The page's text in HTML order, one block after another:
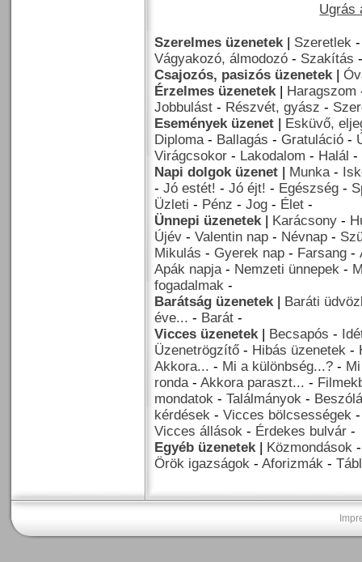
Ugrás
Szerelmes üzenetek| Szeretlek
Vágyakozó, álmodozó - Szakítás
Csajozós, pasizós üzenetek|
Érzelmes üzenetek| Haragszom
Jobbulást - Részvét, gyász -
Események üzenet | Esküvő,
Diploma- Ballagás - Gratuláció -
Virágcsokor - Lakodalom - Halál -
Napi dolgok üzenet | Munka-
- Jó estét! - Jó éjt! - Egészség -
Üzleti - Pénz - Jog - Élet -
Ünnepi üzenetek| Karácsony -
Újév - Valentin nap - Névnap -
Mikulás - Gyerek nap - Farsang -
Apák napja- Nemzeti ünnepek -
fogadalmak -
Barátság üzenetek| Baráti
éve... - Barát -
Vicces üzenetek| Becsapós -
Üzenetrögzítő - Hibás üzenetek -
Akkora... - Mi a különbség...? -
ronda- Akkora paraszt... -
mondatok - Találmányok -
kérdések - Vicces bölcsességek
Vicces állások - Érdekes bulvár -
Egyéb üzenetek| Közmondások
Örök igazságok - Aforizmák -